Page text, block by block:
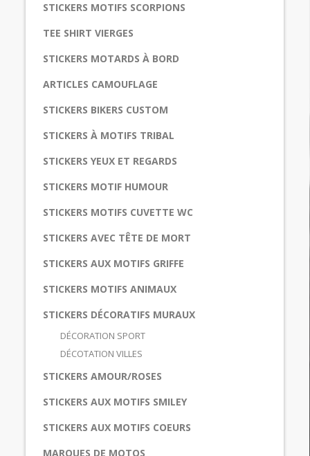
STICKERS MOTIFS SCORPIONS
TEE SHIRT VIERGES
STICKERS MOTARDS À BORD
ARTICLES CAMOUFLAGE
STICKERS BIKERS CUSTOM
STICKERS À MOTIFS TRIBAL
STICKERS YEUX ET REGARDS
STICKERS MOTIF HUMOUR
STICKERS MOTIFS CUVETTE WC
STICKERS AVEC TÊTE DE MORT
STICKERS AUX MOTIFS GRIFFE
STICKERS MOTIFS ANIMAUX
STICKERS DÉCORATIFS MURAUX
DÉCORATION SPORT
DÉCOTATION VILLES
STICKERS AMOUR/ROSES
STICKERS AUX MOTIFS SMILEY
STICKERS AUX MOTIFS COEURS
MARQUES DE MOTOS